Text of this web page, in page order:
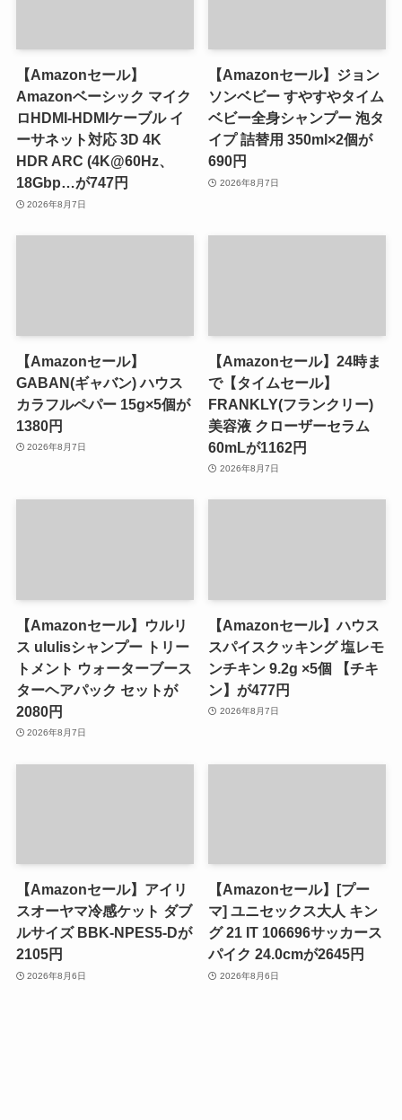
【Amazonセール】
Amazonベーシック マイク
ロHDMI-HDMIケーブル イ
ーサネット対応 3D 4K
HDR ARC (4K@60Hz、
18Gbp…が747円
2026年8月7日
【Amazonセール】ジョン
ソンベビー すやすやタイム
ベビー全身シャンプー 泡タ
イプ 詰替用 350ml×2個が
690円
2026年8月7日
【Amazonセール】
GABAN(ギャバン) ハウス
カラフルペパー 15g×5個が
1380円
2026年8月7日
【Amazonセール】24時ま
で【タイムセール】
FRANKLY(フランクリー)
美容液 クローザーセラム
60mLが1162円
2026年8月7日
【Amazonセール】ウルリ
ス ululisシャンプー トリー
トメント ウォーターブース
ターヘアパック セットが
2080円
2026年8月7日
【Amazonセール】ハウス
スパイスクッキング 塩レモ
ンチキン 9.2g ×5個 【チキ
ン】が477円
2026年8月7日
【Amazonセール】アイリ
スオーヤマ冷感ケット ダブ
ルサイズ BBK-NPES5-Dが
2105円
2026年8月6日
【Amazonセール】[プー
マ] ユニセックス大人 キン
グ 21 IT 106696サッカース
パイク 24.0cmが2645円
2026年8月6日